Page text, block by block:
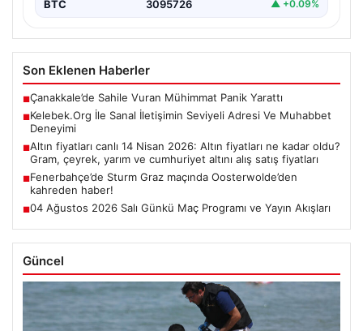
BTC 3095726 ▲ +0.09%
Son Eklenen Haberler
■Çanakkale’de Sahile Vuran Mühimmat Panik Yarattı
■Kelebek.Org İle Sanal İletişimin Seviyeli Adresi Ve Muhabbet
Deneyimi
■Altın fiyatları canlı 14 Nisan 2026: Altın fiyatları ne kadar oldu?
Gram, çeyrek, yarım ve cumhuriyet altını alış satış fiyatları
■Fenerbahçe’de Sturm Graz maçında Oosterwolde’den
kahreden haber!
■04 Ağustos 2026 Salı Günkü Maç Programı ve Yayın Akışları
Güncel